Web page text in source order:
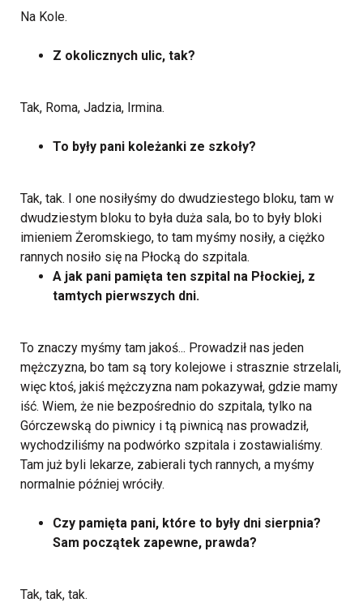
Na Kole.
Z okolicznych ulic, tak?
Tak, Roma, Jadzia, Irmina.
To były pani koleżanki ze szkoły?
Tak, tak. I one nosiłyśmy do dwudziestego bloku, tam w
dwudziestym bloku to była duża sala, bo to były bloki
imieniem Żeromskiego, to tam myśmy nosiły, a ciężko
rannych nosiło się na Płocką do szpitala.
A jak pani pamięta ten szpital na Płockiej, z
tamtych pierwszych dni.
To znaczy myśmy tam jakoś... Prowadził nas jeden
mężczyzna, bo tam są tory kolejowe i strasznie strzelali,
więc ktoś, jakiś mężczyzna nam pokazywał, gdzie mamy
iść. Wiem, że nie bezpośrednio do szpitala, tylko na
Górczewską do piwnicy i tą piwnicą nas prowadził,
wychodziliśmy na podwórko szpitala i zostawialiśmy.
Tam już byli lekarze, zabierali tych rannych, a myśmy
normalnie później wróciły.
Czy pamięta pani, które to były dni sierpnia?
Sam początek zapewne, prawda?
Tak, tak, tak.